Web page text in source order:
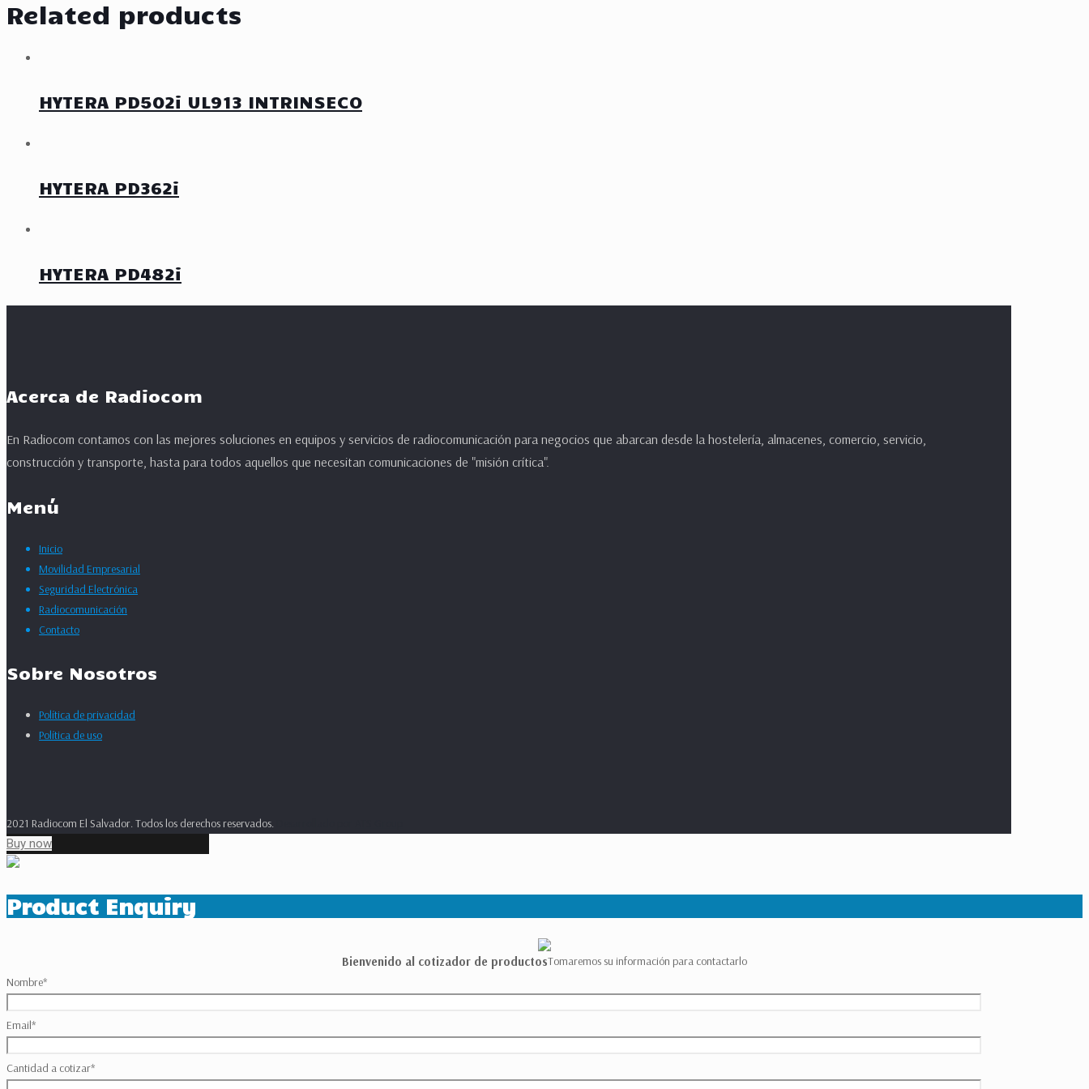
Related products
HYTERA PD502i UL913 INTRINSECO
HYTERA PD362i
HYTERA PD482i
Acerca de Radiocom
En Radiocom contamos con las mejores soluciones en equipos y servicios de radiocomunicación para negocios que abarcan desde la hostelería, almacenes, comercio, servicio,
construcción y transporte, hasta para todos aquellos que necesitan comunicaciones de "misión crítica".
Menú
Inicio
Movilidad Empresarial
Seguridad Electrónica
Radiocomunicación
Contacto
Sobre Nosotros
Política de privacidad
Política de uso
2021 Radiocom El Salvador. Todos los derechos reservados.
Buy now
Product Enquiry
Bienvenido al cotizador de productosTomaremos su información para contactarlo
Nombre*
Email*
Cantidad a cotizar*